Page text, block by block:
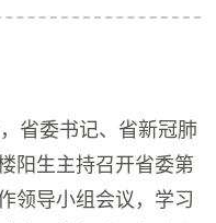
省委书记、省新冠肺
阳生主持召开省委第
领导小组会议，学习